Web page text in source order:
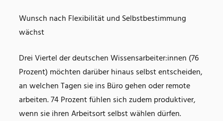
Wunsch nach Flexibilität und Selbstbestimmung
wächst
Drei Viertel der deutschen Wissensarbeiter:innen (76
Prozent) möchten darüber hinaus selbst entscheiden,
an welchen Tagen sie ins Büro gehen oder remote
arbeiten. 74 Prozent fühlen sich zudem produktiver,
wenn sie ihren Arbeitsort selbst wählen dürfen.